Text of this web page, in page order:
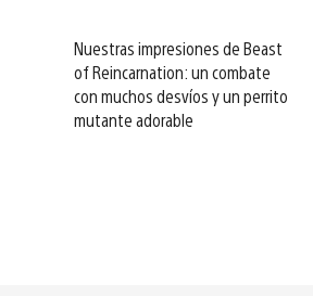
Nuestras impresiones de Beast
of Reincarnation: un combate
con muchos desvíos y un perrito
mutante adorable